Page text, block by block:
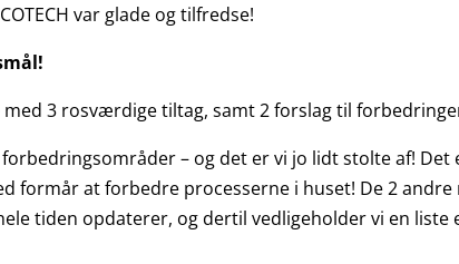
var glade og tilfredse!
med 3 rosværdige tiltag, samt 2 forslag til
– og det er vi jo lidt stolte af! Det
formår at forbedre processerne i huset! De 2
tiden opdaterer, og dertil vedligeholder vi en liste